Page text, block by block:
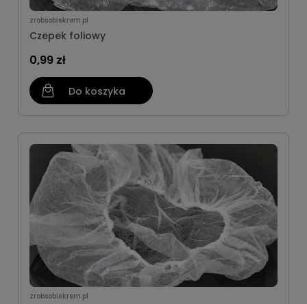
zrobsobiekrem.pl
Czepek foliowy
0,99 zł
Do koszyka
zrobsobiekrem.pl